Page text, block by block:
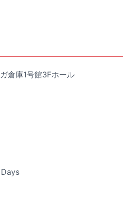
倉庫1号館3Fホール